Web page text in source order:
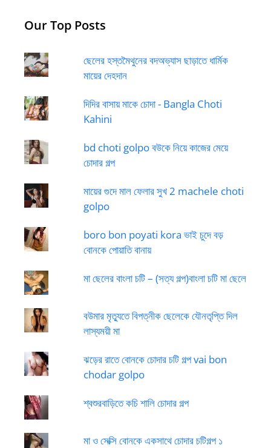
Our Top Posts
ছেলের হস্তমৈথুনের বদঅভ্যাস ছাড়াতে ধার্মিক
মায়ের দেহদান
দিদির বাসায় মাকে চোদা - Bangla Choti
Kahini
bd choti golpo বউকে নিয়ে কাজের মেয়ে
চোদার গল্প
মায়ের গুদে মাল ফেলার সুখ 2 machele choti
golpo
boro bon poyati kora ভাই চুদে বড়
বোনকে পোয়াতি বানায়
মা ছেলের বাংলা চটি – (সত্য গল্প)বাংলা চটি মা ছেলে
বউমার মৃত্যুতে বিপত্নীক ছেলেকে যৌনতৃপ্তি দিল
লাস্যময়ী মা
ঝড়ের রাতে বোনকে চোদার চটি গল্প vai bon
chodar golpo
শ্বশুরবাড়িতে কচি শালি চোদার গল্প
মা ও সেক্সি বোনকে একসাথে চোদার চটিগল্প ১